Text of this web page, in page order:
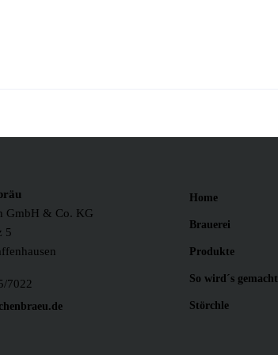
GmbH & Co. KG
5
7022
Home
Brauerei
Produkte
So wird´s gemacht
Störchle